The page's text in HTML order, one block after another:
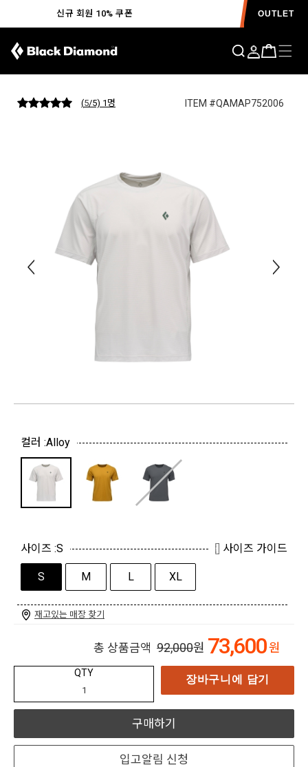
신규 회원 10% 쿠폰 OUTLET
디스턴스 테크 티 MENS
(5/5) 1 명 ITEM #QAMAP752006
컬러 :Alloy
사이즈 :S 사이즈 가이드
S M L XL
재고있는 매장 찾기
총 상품금액 92,000원 73,600원
QTY 장바구니에 담기
구매하기
입고알림 신청